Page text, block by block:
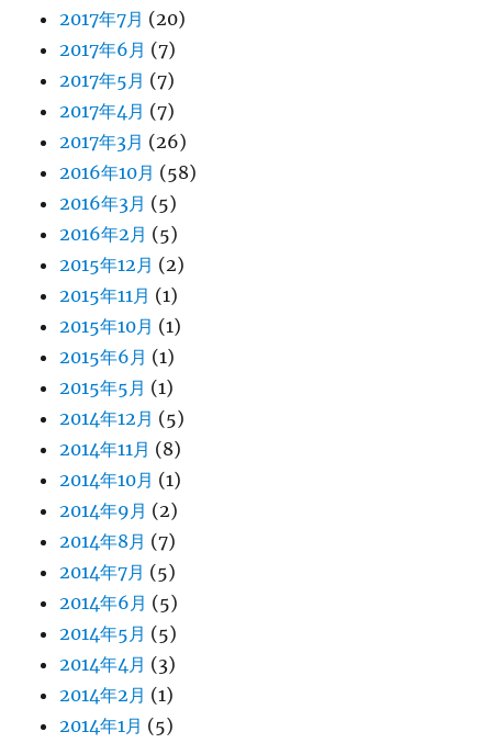
2017年7月 (20)
2017年6月 (7)
2017年5月 (7)
2017年4月 (7)
2017年3月 (26)
2016年10月 (58)
2016年3月 (5)
2016年2月 (5)
2015年12月 (2)
2015年11月 (1)
2015年10月 (1)
2015年6月 (1)
2015年5月 (1)
2014年12月 (5)
2014年11月 (8)
2014年10月 (1)
2014年9月 (2)
2014年8月 (7)
2014年7月 (5)
2014年6月 (5)
2014年5月 (5)
2014年4月 (3)
2014年2月 (1)
2014年1月 (5)